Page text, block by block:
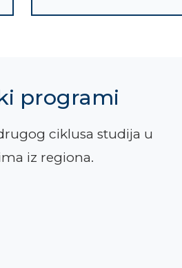
programi
ciklusa studija u
iz regiona.